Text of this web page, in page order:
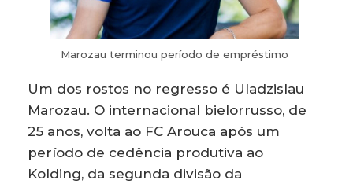
Marozau terminou período de empréstimo
Um dos rostos no regresso é Uladzislau
Marozau. O internacional bielorrusso, de
25 anos, volta ao FC Arouca após um
período de cedência produtiva ao
Kolding, da segunda divisão da